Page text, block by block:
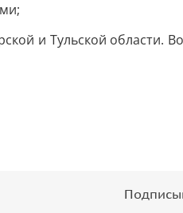
и Тульской области.